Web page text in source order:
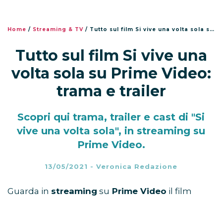
Home / Streaming & TV / Tutto sul film Si vive una volta sola su Prime Video: trama e trailer
Tutto sul film Si vive una
volta sola su Prime Video:
trama e trailer
Scopri qui trama, trailer e cast di "Si
vive una volta sola", in streaming su
Prime Video.
13/05/2021 - Veronica Redazione
Guarda in streaming su Prime Video il film